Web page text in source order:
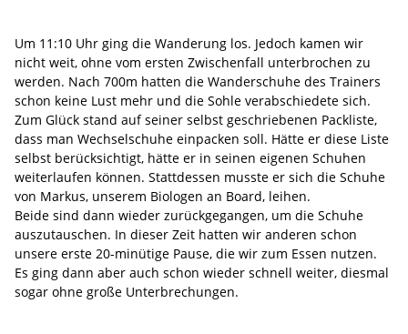
Um 11:10 Uhr ging die Wanderung los. Jedoch kamen wir
nicht weit, ohne vom ersten Zwischenfall unterbrochen zu
werden. Nach 700m hatten die Wanderschuhe des Trainers
schon keine Lust mehr und die Sohle verabschiedete sich.
Zum Glück stand auf seiner selbst geschriebenen Packliste,
dass man Wechselschuhe einpacken soll. Hätte er diese Liste
selbst berücksichtigt, hätte er in seinen eigenen Schuhen
weiterlaufen können. Stattdessen musste er sich die Schuhe
von Markus, unserem Biologen an Board, leihen.
Beide sind dann wieder zurückgegangen, um die Schuhe
auszutauschen. In dieser Zeit hatten wir anderen schon
unsere erste 20-minütige Pause, die wir zum Essen nutzen.
Es ging dann aber auch schon wieder schnell weiter, diesmal
sogar ohne große Unterbrechungen.